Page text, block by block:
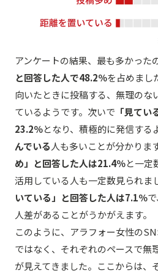
アンケートの結果、最も多かった
と回答した人で48.2％を占めまし
向いたときに投稿する、無理のな
ているようです。次いで 「見て
23.2％となり、積極的に発信する
んでいる人も多いことが分かりま
め」と回答した人は21.4％と一定
活用している人も一定数見られま
いている」と回答した人は7.1％
人差があることがうかがえます。
このように、アラフォー女性の
ではなく、それぞれのペースで無
が見えてきました。ここからは、